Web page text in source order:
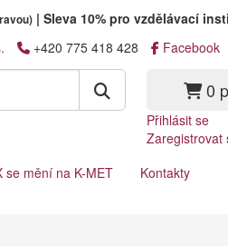
| Sleva 10% pro vzdělávací
+420 775 418 428 Facebook
0
Přihlásit se
Zaregistrovat
se mění na K-MET Kontakty